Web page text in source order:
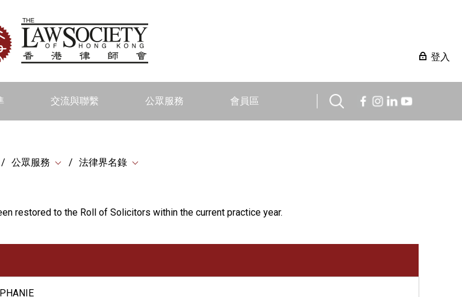
登入
交流與聯繫 公眾服務 會員區
公眾服務 法律界名錄
restored to the Roll of Solicitors within the current practice year.